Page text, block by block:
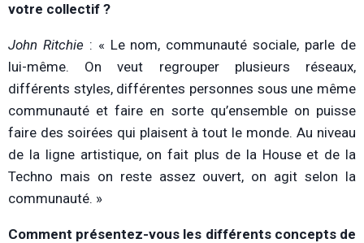
votre collectif ?
John Ritchie : « Le nom, communauté sociale, parle de
lui-même. On veut regrouper plusieurs réseaux,
différents styles, différentes personnes sous une même
communauté et faire en sorte qu’ensemble on puisse
faire des soirées qui plaisent à tout le monde. Au niveau
de la ligne artistique, on fait plus de la House et de la
Techno mais on reste assez ouvert, on agit selon la
communauté. »
Comment présentez-vous les différents concepts de